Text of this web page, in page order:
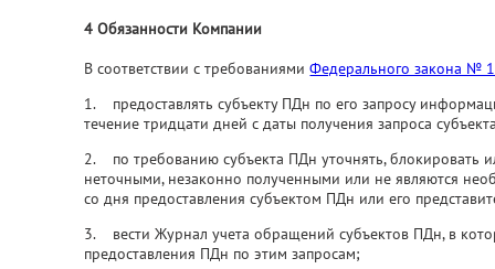
4 Обязанности Компании
В соответствии с требованиямиФедерального закона №
1. предоставлять субъекту ПДн по его запросу
течение тридцати дней с даты получения запроса
2. по требованию субъекта ПДн уточнять, блокировать
неточными, незаконно полученными или не являются
со дня предоставления субъектом ПДн или его
3. вести Журнал учета обращений субъектов ПДн, в
предоставления ПДн по этим запросам;